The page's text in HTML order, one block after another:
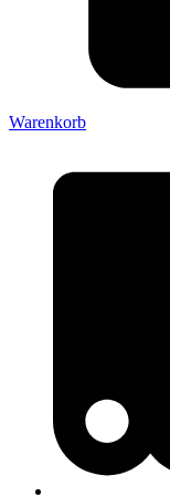
Warenkorb